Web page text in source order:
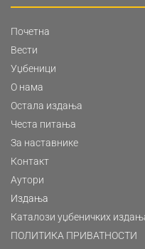
Почетна
Вести
Уџбеници
О нама
Остала издања
Честа питања
За наставнике
Контакт
Аутори
Издања
Каталози уџбеничких
ПОЛИТИКА ПРИВАТНОСТИ